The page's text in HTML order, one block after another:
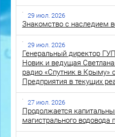
29 июл. 2026
Знакомство с наследием
29 июл. 2026
Генеральный директор
Новик и ведущая
радио «Спутник в Крыму»
Предприятия в текущих
27 июл. 2026
Продолжается
магистрального водовода